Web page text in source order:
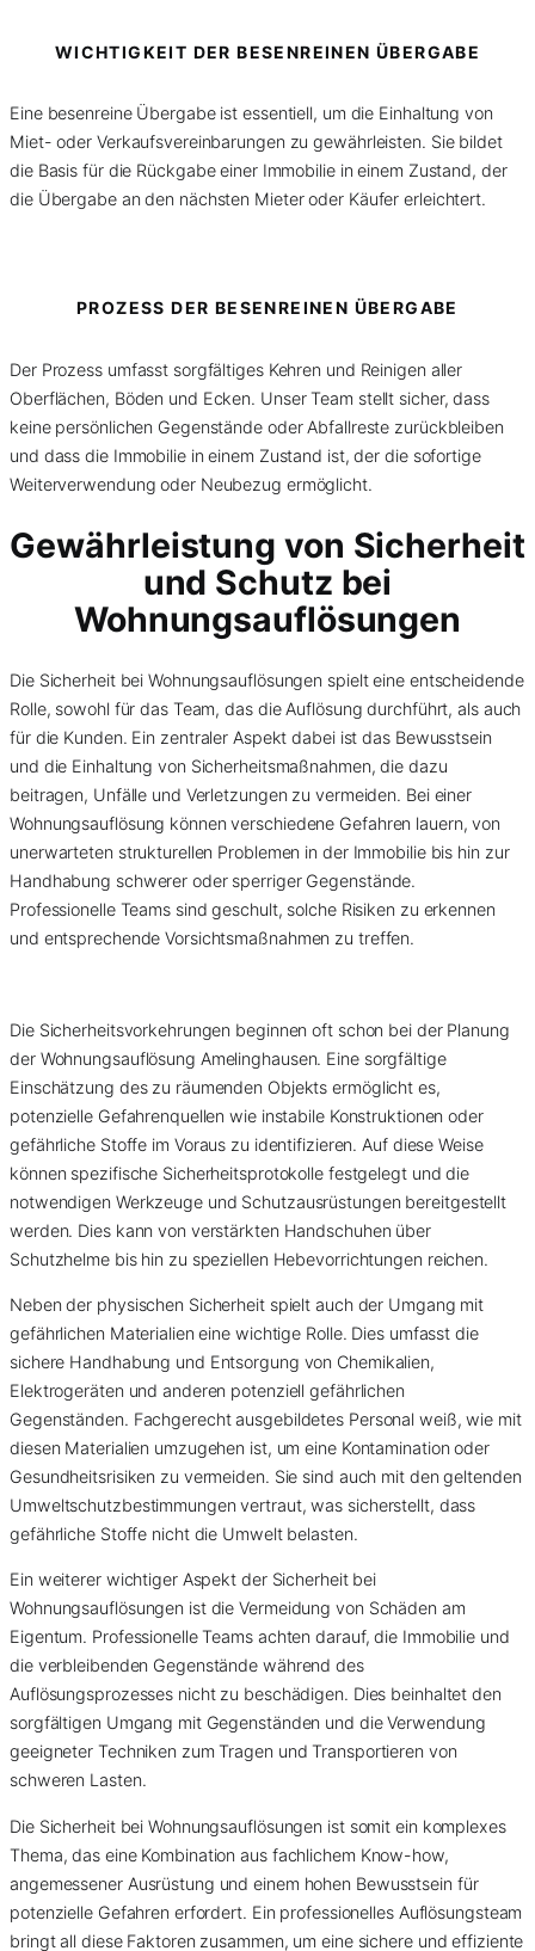
WICHTIGKEIT DER BESENREINEN ÜBERGABE
Eine besenreine Übergabe ist essentiell, um die Einhaltung von
Miet- oder Verkaufsvereinbarungen zu gewährleisten. Sie bildet
die Basis für die Rückgabe einer Immobilie in einem Zustand, der
die Übergabe an den nächsten Mieter oder Käufer erleichtert.
PROZESS DER BESENREINEN ÜBERGABE
Der Prozess umfasst sorgfältiges Kehren und Reinigen aller
Oberflächen, Böden und Ecken. Unser Team stellt sicher, dass
keine persönlichen Gegenstände oder Abfallreste zurückbleiben
und dass die Immobilie in einem Zustand ist, der die sofortige
Weiterverwendung oder Neubezug ermöglicht.
Gewährleistung von Sicherheit
und Schutz bei
Wohnungsauflösungen
Die Sicherheit bei Wohnungsauflösungen spielt eine entscheidende
Rolle, sowohl für das Team, das die Auflösung durchführt, als auch
für die Kunden. Ein zentraler Aspekt dabei ist das Bewusstsein
und die Einhaltung von Sicherheitsmaßnahmen, die dazu
beitragen, Unfälle und Verletzungen zu vermeiden. Bei einer
Wohnungsauflösung können verschiedene Gefahren lauern, von
unerwarteten strukturellen Problemen in der Immobilie bis hin zur
Handhabung schwerer oder sperriger Gegenstände.
Professionelle Teams sind geschult, solche Risiken zu erkennen
und entsprechende Vorsichtsmaßnahmen zu treffen.
Die Sicherheitsvorkehrungen beginnen oft schon bei der Planung
der Wohnungsauflösung Amelinghausen. Eine sorgfältige
Einschätzung des zu räumenden Objekts ermöglicht es,
potenzielle Gefahrenquellen wie instabile Konstruktionen oder
gefährliche Stoffe im Voraus zu identifizieren. Auf diese Weise
können spezifische Sicherheitsprotokolle festgelegt und die
notwendigen Werkzeuge und Schutzausrüstungen bereitgestellt
werden. Dies kann von verstärkten Handschuhen über
Schutzhelme bis hin zu speziellen Hebevorrichtungen reichen.
Neben der physischen Sicherheit spielt auch der Umgang mit
gefährlichen Materialien eine wichtige Rolle. Dies umfasst die
sichere Handhabung und Entsorgung von Chemikalien,
Elektrogeräten und anderen potenziell gefährlichen
Gegenständen. Fachgerecht ausgebildetes Personal weiß, wie mit
diesen Materialien umzugehen ist, um eine Kontamination oder
Gesundheitsrisiken zu vermeiden. Sie sind auch mit den geltenden
Umweltschutzbestimmungen vertraut, was sicherstellt, dass
gefährliche Stoffe nicht die Umwelt belasten.
Ein weiterer wichtiger Aspekt der Sicherheit bei
Wohnungsauflösungen ist die Vermeidung von Schäden am
Eigentum. Professionelle Teams achten darauf, die Immobilie und
die verbleibenden Gegenstände während des
Auflösungsprozesses nicht zu beschädigen. Dies beinhaltet den
sorgfältigen Umgang mit Gegenständen und die Verwendung
geeigneter Techniken zum Tragen und Transportieren von
schweren Lasten.
Die Sicherheit bei Wohnungsauflösungen ist somit ein komplexes
Thema, das eine Kombination aus fachlichem Know-how,
angemessener Ausrüstung und einem hohen Bewusstsein für
potenzielle Gefahren erfordert. Ein professionelles Auflösungsteam
bringt all diese Faktoren zusammen, um eine sichere und effiziente